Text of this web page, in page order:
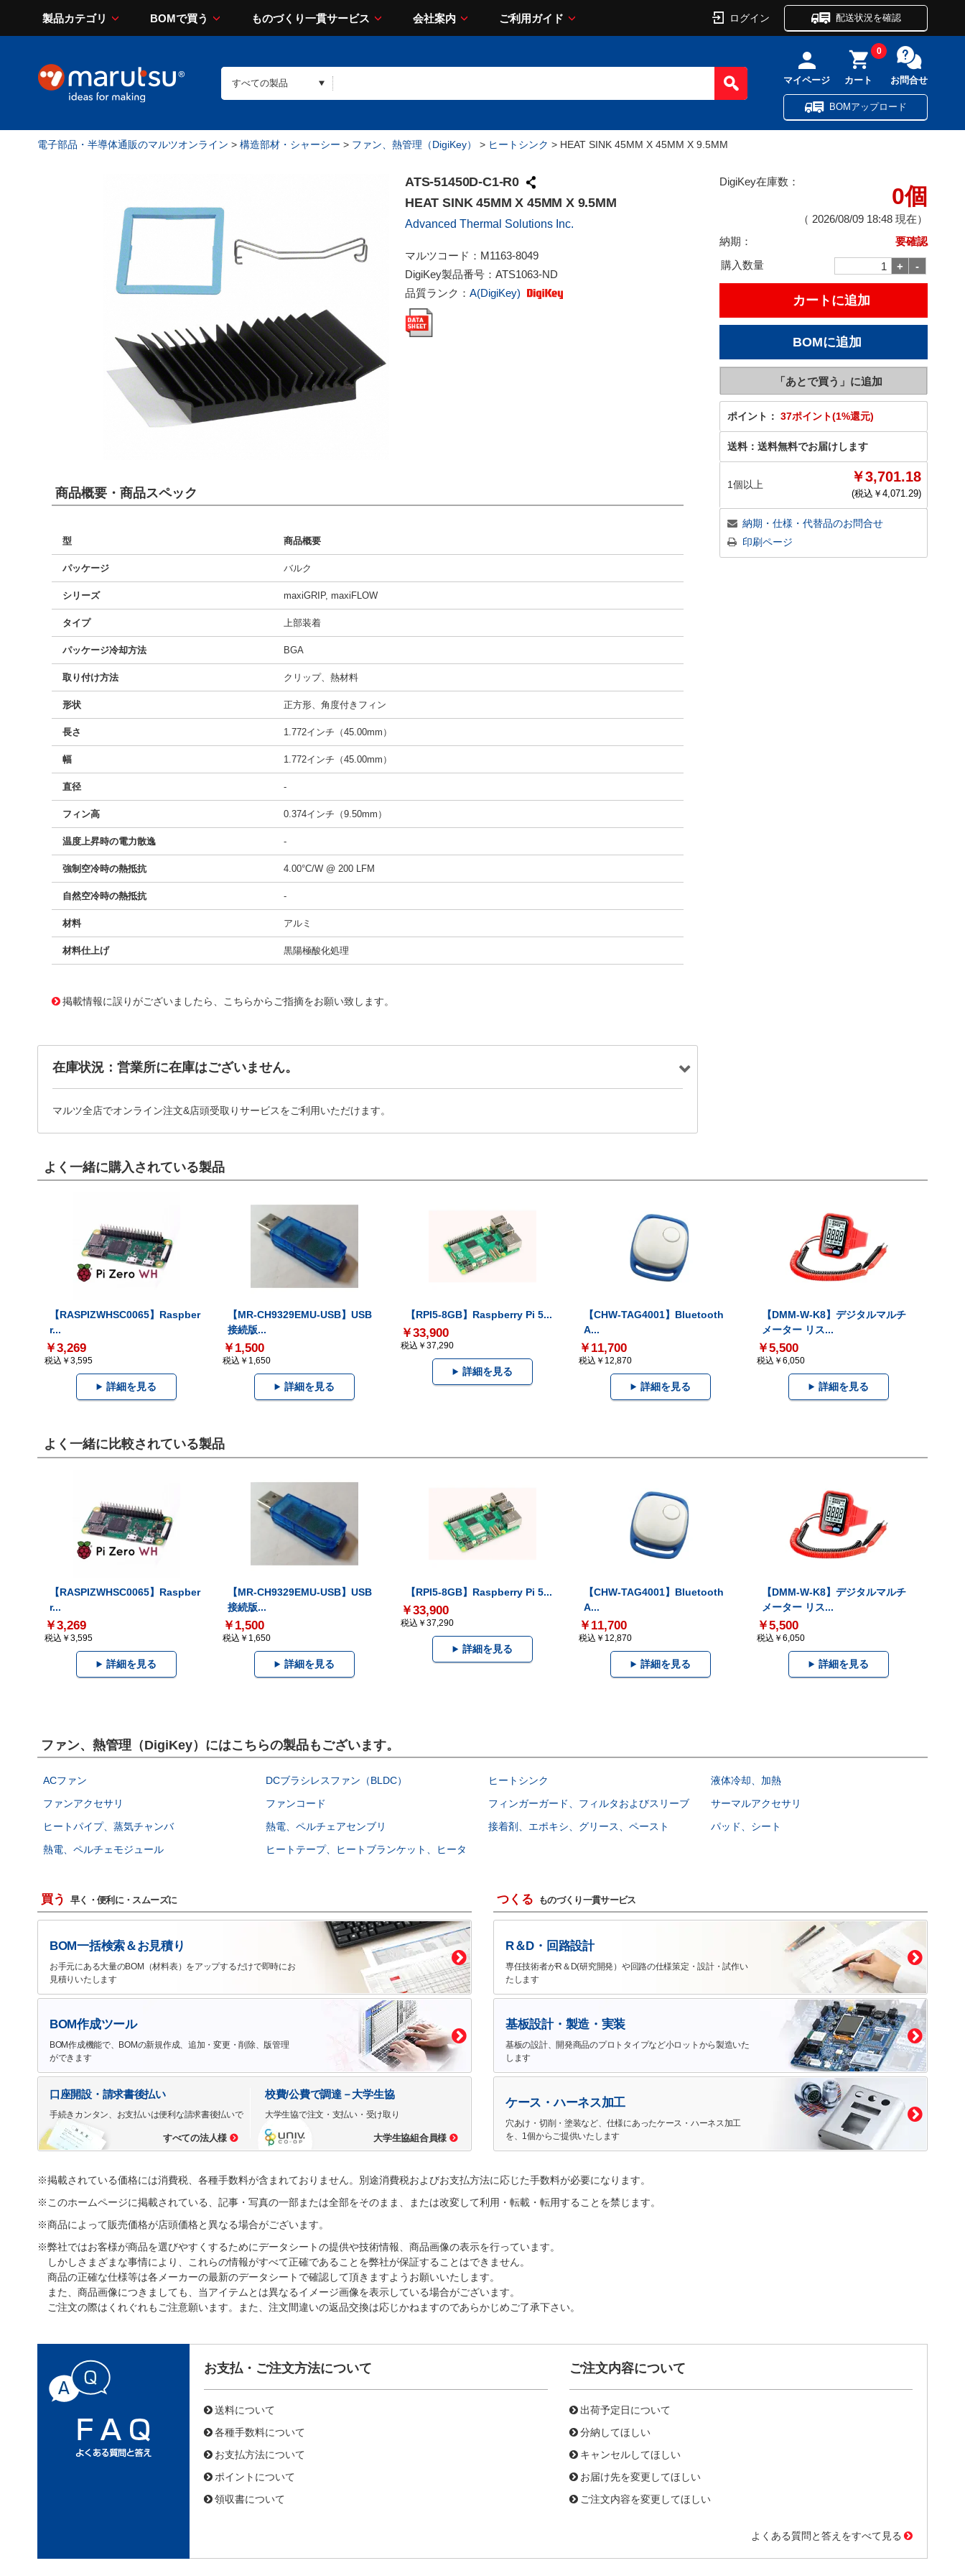
製品カテゴリ BOMで買う ものづくり一貫サービス 会社案内 ご利用ガイド ログイン 配送状況を確認
マイページ カート
0
お問合せ
BOMアップロード
電子部品・半導体通販のマルツオンライン > 構造部材・シャーシー > ファン、熱管理（DigiKey） > ヒートシンク > HEAT SINK 45MM X 45MM X 9.5MM
ATS-51450D-C1-R0
HEAT SINK 45MM X 45MM X 9.5MM
Advanced Thermal Solutions Inc.
マルツコード： M1163-8049
DigiKey製品番号： ATS1063-ND
品質ランク： A(DigiKey)
DigiKey在庫数：
0個
（ 2026/08/09 18:48 現在）
納期：
要確認
購入数量
ポイント： 37ポイント(1%還元)
送料： 送料無料でお届けします
1個以上 ￥3,701.18
(税込￥ 4,071.29)
納期・仕様・代替品のお問合せ
印刷ページ
商品概要・商品スペック
型 商品概要
パッケージ バルク
シリーズ maxiGRIP, maxiFLOW
タイプ 上部装着
パッケージ冷却方法 BGA
取り付け方法 クリップ、熱材料
形状 正方形、角度付きフィン
長さ 1.772インチ（45.00mm）
幅 1.772インチ（45.00mm）
直径 -
フィン高 0.374インチ（9.50mm）
温度上昇時の電力散逸 -
強制空冷時の熱抵抗 4.00°C/W @ 200 LFM
自然空冷時の熱抵抗 -
材料 アルミ
材料仕上げ 黒陽極酸化処理
掲載情報に誤りがございましたら、こちらからご指摘をお願い致します。
在庫状況：営業所に在庫はございません。
マルツ全店でオンライン注文&店頭受取りサービスをご利用いただけます。
よく一緒に購入されている製品
【RASPIZWHSC0065】Raspber
r...
￥3,269
税込￥3,595
詳細を見る
【MR-CH9329EMU-USB】USB
接続版...
￥1,500
税込￥1,650
詳細を見る
【RPI5-8GB】Raspberry Pi 5...
￥33,900
税込￥37,290
詳細を見る
【CHW-TAG4001】Bluetooth
A...
￥11,700
税込￥12,870
詳細を見る
【DMM-W-K8】デジタルマルチ
メーター リス...
￥5,500
税込￥6,050
詳細を見る
よく一緒に比較されている製品
【RASPIZWHSC0065】Raspber
r...
￥3,269
税込￥3,595
詳細を見る
【MR-CH9329EMU-USB】USB
接続版...
￥1,500
税込￥1,650
詳細を見る
【RPI5-8GB】Raspberry Pi 5...
￥33,900
税込￥37,290
詳細を見る
【CHW-TAG4001】Bluetooth
A...
￥11,700
税込￥12,870
詳細を見る
【DMM-W-K8】デジタルマルチ
メーター リス...
￥5,500
税込￥6,050
詳細を見る
ファン、熱管理（DigiKey）にはこちらの製品もございます。
ACファン DCブラシレスファン（BLDC） ヒートシンク
液体冷却、加熱
ファンアクセサリ
ファンコード フィンガーガード、フィルタおよびスリーブ
サーマルアクセサリ
ヒートパイプ、蒸気チャンバ
熱電、ペルチェアセンブリ 接着剤、エポキシ、グリース、ペースト
パッド、シート
熱電、ペルチェモジュール
ヒートテープ、ヒートブランケット、ヒータ
買う 早く・便利に・スムーズに
BOM一括検索＆お見積り
お手元にある大量のBOM（材料表）をアップするだけで即時にお
見積りいたします
BOM作成ツール
BOM作成機能で、BOMの新規作成、追加・変更・削除、版管理
ができます
口座開設・請求書後払い
手続きカンタン、お支払いは便利な請求書後払いで
すべての法人様
校費/公費で調達－大学生協
大学生協で注文・支払い・受け取り
大学生協組合員様
つくる ものづくり一貫サービス
R＆D・回路設計
専任技術者がR＆D(研究開発）や回路の仕様策定・設計・試作い
たします
基板設計・製造・実装
基板の設計、開発商品のプロトタイプなど小ロットから製造いた
します
ケース・ハーネス加工
穴あけ・切削・塗装など、仕様にあったケース・ハーネス加工
を、1個からご提供いたします
※掲載されている価格には消費税、各種手数料が含まれておりません。別途消費税およびお支払方法に応じた手数料が必要になります。
※このホームページに掲載されている、記事・写真の一部または全部をそのまま、または改変して利用・転載・転用することを禁じます。
※商品によって販売価格が店頭価格と異なる場合がございます。
※弊社ではお客様が商品を選びやすくするためにデータシートの提供や技術情報、商品画像の表示を行っています。
しかしさまざまな事情により、これらの情報がすべて正確であることを弊社が保証することはできません。
商品の正確な仕様等は各メーカーの最新のデータシートで確認して頂きますようお願いいたします。
また、商品画像につきましても、当アイテムとは異なるイメージ画像を表示している場合がございます。
ご注文の際はくれぐれもご注意願います。また、注文間違いの返品交換は応じかねますのであらかじめご了承下さい。
お支払・ご注文方法について
送料について
各種手数料について
お支払方法について
ポイントについて
領収書について
ご注文内容について
出荷予定日について
分納してほしい
キャンセルしてほしい
お届け先を変更してほしい
ご注文内容を変更してほしい
よくある質問と答えをすべて見る